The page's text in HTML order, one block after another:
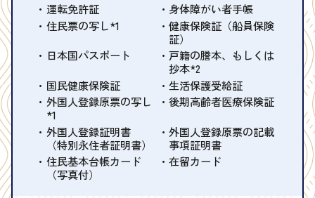
運転免許証
身体障がい者手帳
住民票の写し*1
健康保険証（船員保険
証）
日本国パスポート
戸籍の謄本、もしくは
抄本*2
国民健康保険証
生活保護受給証
外国人登録原票の写し
*1
後期高齢者医療保険証
外国人登録証明書
（特別永住者証明書）
外国人登録原票の記載
事項証明書
住民基本台帳カード
（写真付）
在留カード